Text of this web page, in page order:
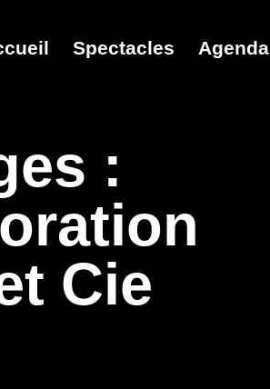
Spectacles Agenda
:
Cie